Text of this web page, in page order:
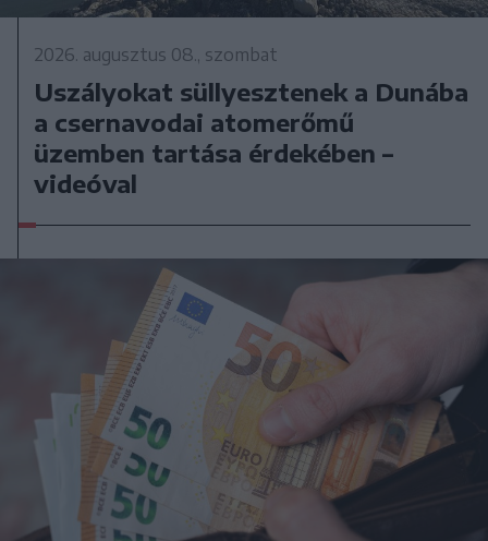
2026. augusztus 08., szombat
Uszályokat süllyesztenek a Dunába
a csernavodai atomerőmű
üzemben tartása érdekében –
videóval